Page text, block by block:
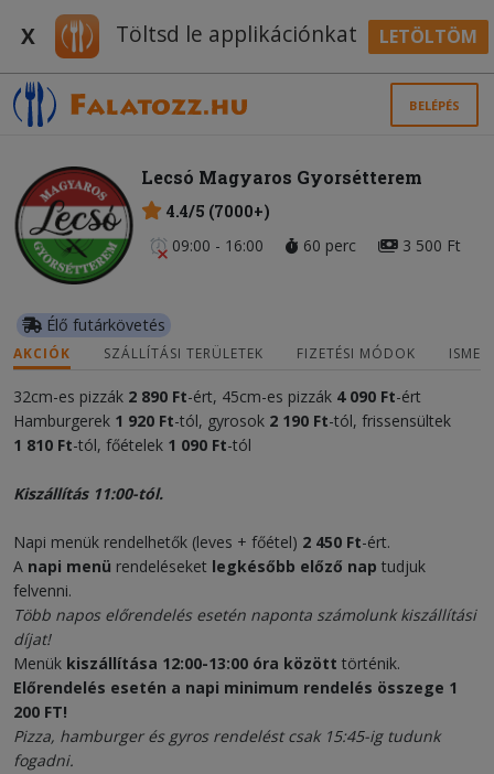
X Töltsd le applikációnkat LETÖLTÖM
BELÉPÉS
Lecsó Magyaros Gyorsétterem
4.4/5 (7000+)
09:00 - 16:00
60 perc 3 500 Ft
Élő futárkövetés
AKCIÓK SZÁLLÍTÁSI TERÜLETEK FIZETÉSI MÓDOK
32cm-es pizzák 2 890 Ft-ért, 45cm-es pizzák 4 090 Ft-ért
Hamburgerek 1 920 Ft-tól, gyrosok 2 190 Ft-tól, frissensültek
1 810 Ft-tól, főételek 1 090 Ft-tól
Kiszállítás 11:00-tól.
Napi menük rendelhetők (leves + főétel) 2 450 Ft-ért.
A napi menü rendeléseket legkésőbb előző nap tudjuk
felvenni.
Több napos előrendelés esetén naponta számolunk kiszállítási
díjat!
Menük kiszállítása 12:00-13:00 óra között történik.
Előrendelés esetén a napi minimum rendelés összege 1
200 FT!
Pizza, hamburger és gyros rendelést csak 15:45-ig tudunk
fogadni.